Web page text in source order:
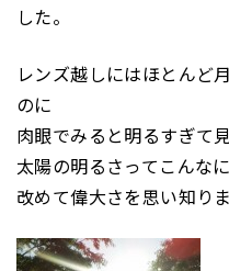
した。
レンズ越しにはほとんど
のに
肉眼でみると明るすぎて
太陽の明るさってこんな
改めて偉大さを思い知りま